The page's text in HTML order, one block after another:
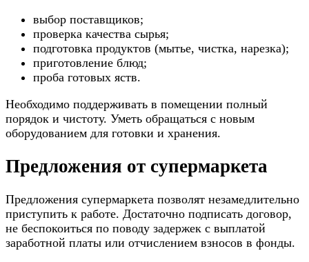
выбор поставщиков;
проверка качества сырья;
подготовка продуктов (мытье, чистка, нарезка);
приготовление блюд;
проба готовых яств.
Необходимо поддерживать в помещении полный
порядок и чистоту. Уметь обращаться с новым
оборудованием для готовки и хранения.
Предложения от супермаркета
Предложения супермаркета позволят незамедлительно
приступить к работе. Достаточно подписать договор,
не беспокоиться по поводу задержек с выплатой
заработной платы или отчислением взносов в фонды.